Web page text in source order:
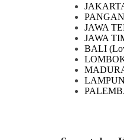
JAWA
JAWA
BALI